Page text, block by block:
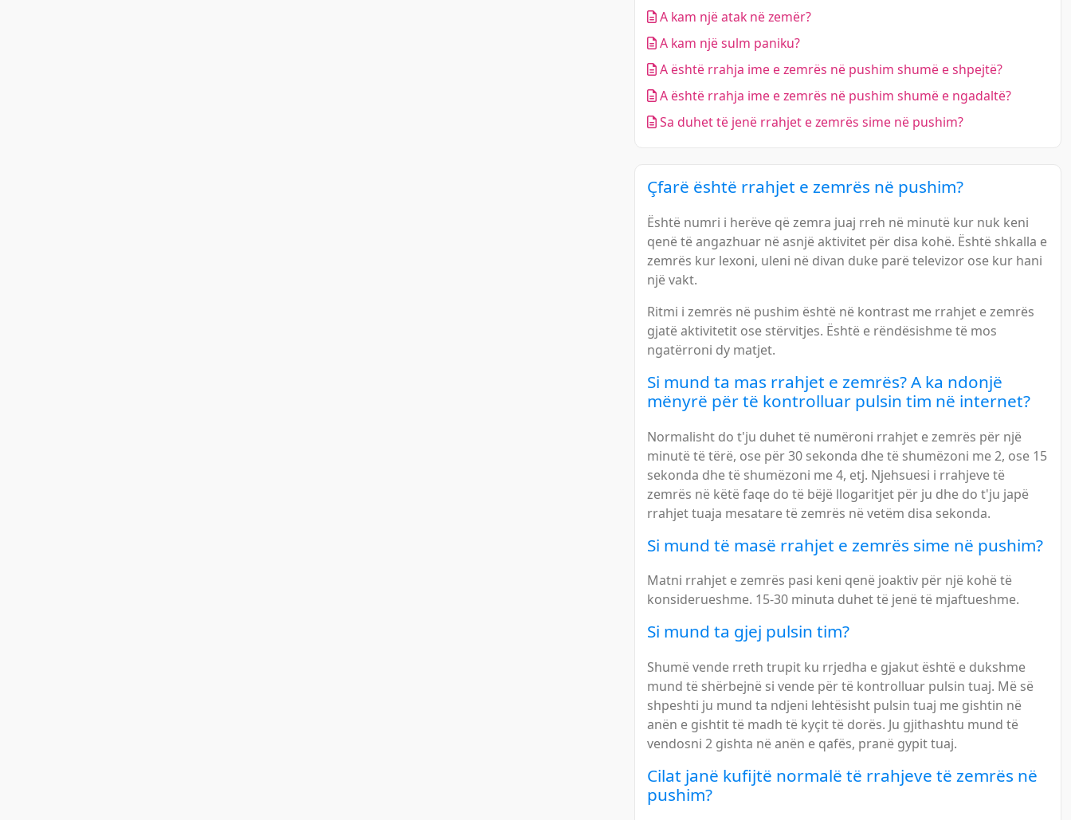
A kam një atak në zemër?
A kam një sulm paniku?
A është rrahja ime e zemrës në pushim shumë e shpejtë?
A është rrahja ime e zemrës në pushim shumë e ngadaltë?
Sa duhet të jenë rrahjet e zemrës sime në pushim?
Çfarë është rrahjet e zemrës në pushim?
Është numri i herëve që zemra juaj rreh në minutë kur nuk keni
qenë të angazhuar në asnjë aktivitet për disa kohë. Është shkalla e
zemrës kur lexoni, uleni në divan duke parë televizor ose kur hani
një vakt.
Ritmi i zemrës në pushim është në kontrast me rrahjet e zemrës
gjatë aktivitetit ose stërvitjes. Është e rëndësishme të mos
ngatërroni dy matjet.
Si mund ta mas rrahjet e zemrës? A ka ndonjë
mënyrë për të kontrolluar pulsin tim në internet?
Normalisht do t'ju duhet të numëroni rrahjet e zemrës për një
minutë të tërë, ose për 30 sekonda dhe të shumëzoni me 2, ose 15
sekonda dhe të shumëzoni me 4, etj. Njehsuesi i rrahjeve të
zemrës në këtë faqe do të bëjë llogaritjet për ju dhe do t'ju japë
rrahjet tuaja mesatare të zemrës në vetëm disa sekonda.
Si mund të masë rrahjet e zemrës sime në pushim?
Matni rrahjet e zemrës pasi keni qenë joaktiv për një kohë të
konsiderueshme. 15-30 minuta duhet të jenë të mjaftueshme.
Si mund ta gjej pulsin tim?
Shumë vende rreth trupit ku rrjedha e gjakut është e dukshme
mund të shërbejnë si vende për të kontrolluar pulsin tuaj. Më së
shpeshti ju mund ta ndjeni lehtësisht pulsin tuaj me gishtin në
anën e gishtit të madh të kyçit të dorës. Ju gjithashtu mund të
vendosni 2 gishta në anën e qafës, pranë gypit tuaj.
Cilat janë kufijtë normalë të rrahjeve të zemrës në
pushim?